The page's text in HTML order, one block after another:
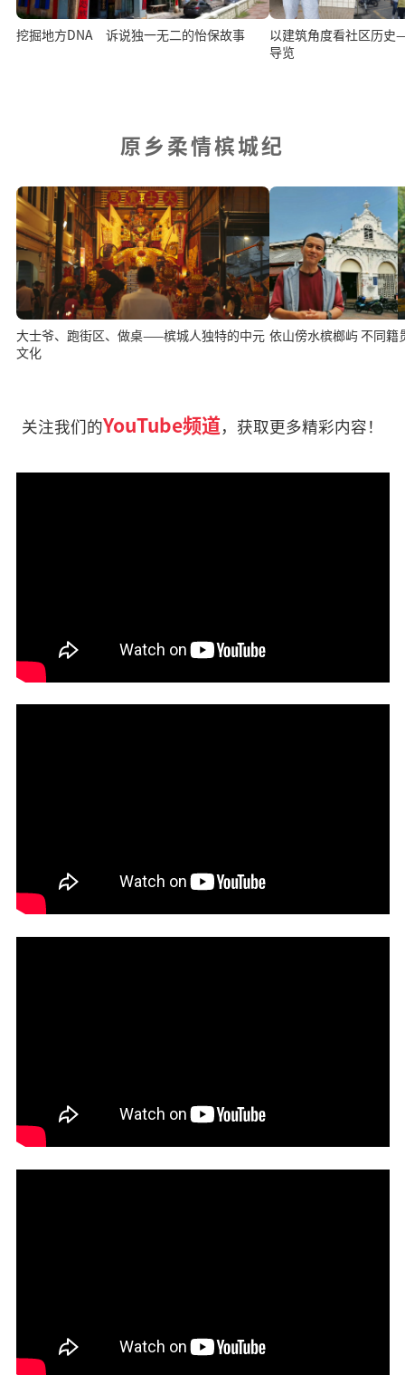
挖掘地方DNA 诉说独一无二的怡保故事
以建筑角度看社区历
导览
原乡柔情槟城纪
大士爷、跑街区、做桌——槟城人独特的中元
文化
依山傍水槟榔屿 不同籍
关注我们的YouTube频道，获取更多精彩内容！